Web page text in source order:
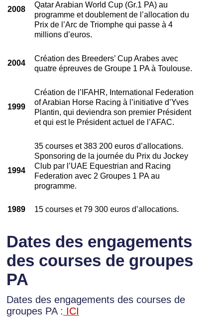
2008
Qatar Arabian World Cup (Gr.1 PA) au
programme et doublement de l’allocation du
Prix de l’Arc de Triomphe qui passe à 4
millions d’euros.
2004
Création des Breeders’ Cup Arabes avec
quatre épreuves de Groupe 1 PA à Toulouse.
1999
Création de l’IFAHR, International Federation
of Arabian Horse Racing à l’initiative d’Yves
Plantin, qui deviendra son premier Président
et qui est le Président actuel de l’AFAC.
1994
35 courses et 383 200 euros d’allocations.
Sponsoring de la journée du Prix du Jockey
Club par l’UAE Equestrian and Racing
Federation avec 2 Groupes 1 PA au
programme.
1989 15 courses et 79 300 euros d’allocations.
Dates des engagements
des courses de groupes
PA
Dates des engagements des courses de
groupes PA : ICI